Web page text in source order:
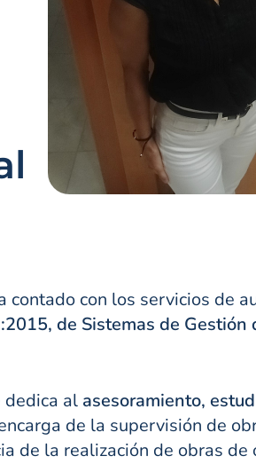
contado con los servicios de
de Sistemas de Gestión
dedica al asesoramiento,
de la supervisión de
de la realización de obras de